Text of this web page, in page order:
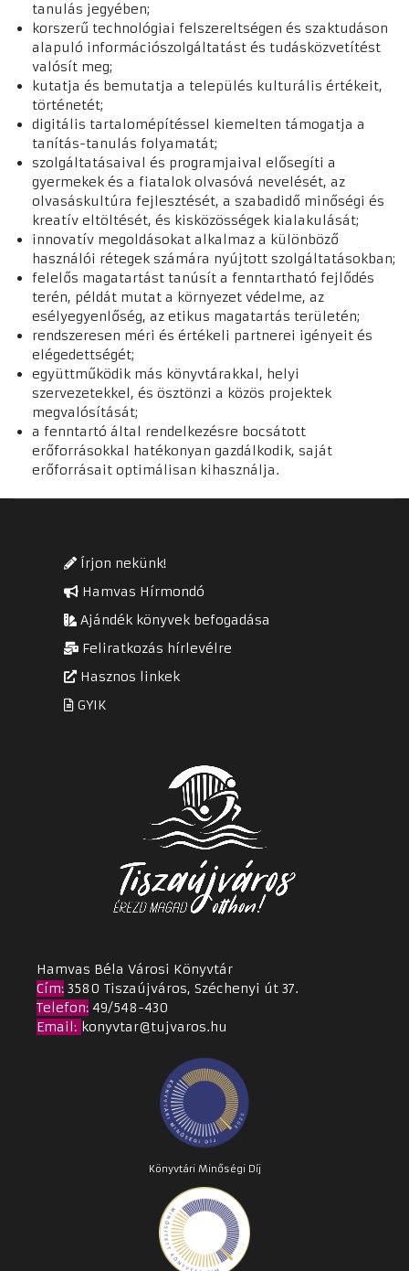
tanulás jegyében;
korszerű technológiai felszereltségen és szaktudáson
alapuló információszolgáltatást és tudásközvetítést
valósít meg;
kutatja és bemutatja a település kulturális értékeit,
történetét;
digitális tartalomépítéssel kiemelten támogatja a
tanítás-tanulás folyamatát;
szolgáltatásaival és programjaival elősegíti a
gyermekek és a fiatalok olvasóvá nevelését, az
olvasáskultúra fejlesztését, a szabadidő minőségi és
kreatív eltöltését, és kisközösségek kialakulását;
innovatív megoldásokat alkalmaz a különböző
használói rétegek számára nyújtott szolgáltatásokban;
felelős magatartást tanúsít a fenntartható fejlődés
terén, példát mutat a környezet védelme, az
esélyegyenlőség, az etikus magatartás területén;
rendszeresen méri és értékeli partnerei igényeit és
elégedettségét;
együttműködik más könyvtárakkal, helyi
szervezetekkel, és ösztönzi a közös projektek
megvalósítását;
a fenntartó által rendelkezésre bocsátott
erőforrásokkal hatékonyan gazdálkodik, saját
erőforrásait optimálisan kihasználja.
Írjon nekünk!
Hamvas Hírmondó
Ajándék könyvek befogadása
Feliratkozás hírlevélre
Hasznos linkek
GYIK
Hamvas Béla Városi Könyvtár
Cím: 3580 Tiszaújváros, Széchenyi út 37.
Telefon: 49/548-430
Email : konyvtar@tujvaros.hu
Könyvtári Minőségi Díj